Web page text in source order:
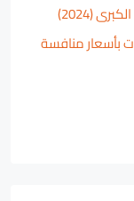
بأسعار منافسة